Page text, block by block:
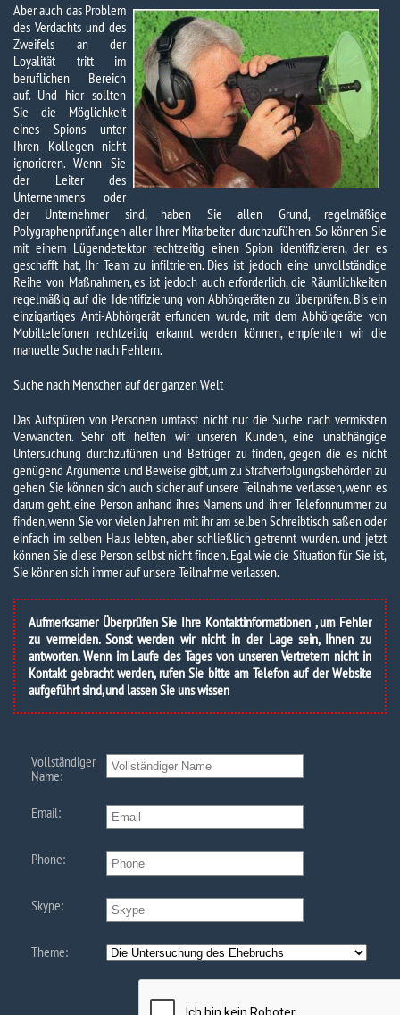
Aber auch das Problem
des Verdachts und des
Zweifels an der
Loyalität tritt im
beruflichen Bereich
auf. Und hier sollten
Sie die Möglichkeit
eines Spions unter
Ihren Kollegen nicht
ignorieren. Wenn Sie
der Leiter des
Unternehmens oder
der Unternehmer sind, haben Sie allen Grund, regelmäßige
Polygraphenprüfungen aller Ihrer Mitarbeiter durchzuführen. So können Sie
mit einem Lügendetektor rechtzeitig einen Spion identifizieren, der es
geschafft hat, Ihr Team zu infiltrieren. Dies ist jedoch eine unvollständige
Reihe von Maßnahmen, es ist jedoch auch erforderlich, die Räumlichkeiten
regelmäßig auf die Identifizierung von Abhörgeräten zu überprüfen. Bis ein
einzigartiges Anti-Abhörgerät erfunden wurde, mit dem Abhörgeräte von
Mobiltelefonen rechtzeitig erkannt werden können, empfehlen wir die
manuelle Suche nach Fehlern.
Suche nach Menschen auf der ganzen Welt
Das Aufspüren von Personen umfasst nicht nur die Suche nach vermissten
Verwandten. Sehr oft helfen wir unseren Kunden, eine unabhängige
Untersuchung durchzuführen und Betrüger zu finden, gegen die es nicht
genügend Argumente und Beweise gibt, um zu Strafverfolgungsbehörden zu
gehen. Sie können sich auch sicher auf unsere Teilnahme verlassen, wenn es
darum geht, eine Person anhand ihres Namens und ihrer Telefonnummer zu
finden, wenn Sie vor vielen Jahren mit ihr am selben Schreibtisch saßen oder
einfach im selben Haus lebten, aber schließlich getrennt wurden. und jetzt
können Sie diese Person selbst nicht finden. Egal wie die Situation für Sie ist,
Sie können sich immer auf unsere Teilnahme verlassen.
Aufmerksamer Überprüfen Sie Ihre Kontaktinformationen , um Fehler
zu vermeiden. Sonst werden wir nicht in der Lage sein, Ihnen zu
antworten. Wenn im Laufe des Tages von unseren Vertretern nicht in
Kontakt gebracht werden, rufen Sie bitte am Telefon auf der Website
aufgeführt sind, und lassen Sie uns wissen
Vollständiger
Name:
Email:
Phone:
Skype:
Theme: